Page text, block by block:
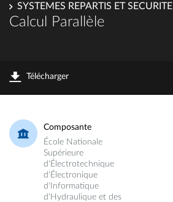
SYSTEMES REPARTIS ET SECURITE
Calcul Parallèle
Télécharger
Composante
École Nationale
Supérieure
d'Électrotechnique
d'Électronique
d'Informatique
d'Hydraulique et des